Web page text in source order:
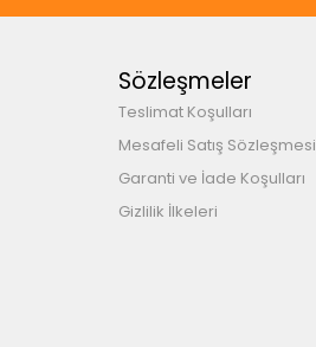
Sözleşmeler
Teslimat Koşulları
Mesafeli Satış Sözleşmesi
Garanti ve İade Koşulları
Gizlilik İlkeleri